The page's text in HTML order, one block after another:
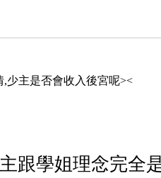
少主是否會收入後宮呢><
跟學姐理念完全